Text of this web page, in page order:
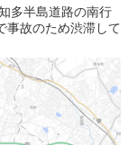
半島道路の南行
事故のため渋滞して